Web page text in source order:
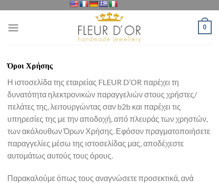
περιεχόμενο
0
Όροι Χρήσης
Η ιστοσελίδα της εταιρείας FLEUR D’OR παρέχει τη
δυνατότητα ηλεκτρονικών παραγγελιών στους χρήστες/
πελάτες της, λειτουργώντας σαν b2b και παρέχει τις
υπηρεσίες της με την αποδοχή, από πλευράς των χρηστών,
των ακόλουθων Όρων Χρήσης. Εφόσον πραγματοποιήσετε
παραγγελίες μέσω της ιστοσελίδας μας, αποδέχεστε
αυτομάτως αυτούς τους όρους.
Παρακαλούμε όπως τους αναγνώσετε προσεκτικά, ανά